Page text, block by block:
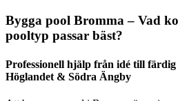
Bygga pool Bromma – Vad
pooltyp passar bäst?
Professionell hjälp från idé till färdig
Höglandet & Södra Ängby